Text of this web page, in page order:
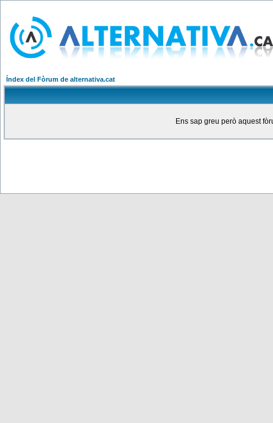
Índex del Fòrum de alternativa.cat
Ens sap greu però aquest